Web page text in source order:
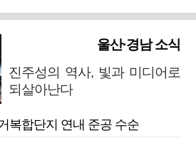
울산·경남 소식
진주성의 역사, 빛과 미디어로
되살아난다
복합단지 연내 준공 수순